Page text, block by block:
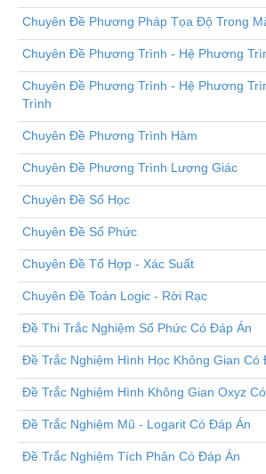
Chuyên Đề Phương Pháp Tọa Độ Trong
Chuyên Đề Phương Trình - Hệ Phương
Chuyên Đề Phương Trình - Hệ Phương
Trình
Chuyên Đề Phương Trình Hàm
Chuyên Đề Phương Trình Lượng Giác
Chuyên Đề Số Học
Chuyên Đề Số Phức
Chuyên Đề Tổ Hợp - Xác Suất
Chuyên Đề Toán Logic - Rời Rạc
Đề Thi Trắc Nghiệm Số Phức Có Đáp Án
Đề Trắc Nghiệm Hình Học Không Gian Có
Đề Trắc Nghiệm Hình Không Gian Oxyz
Đề Trắc Nghiệm Mũ - Logarit Có Đáp Án
Đề Trắc Nghiệm Tích Phân Có Đáp Án